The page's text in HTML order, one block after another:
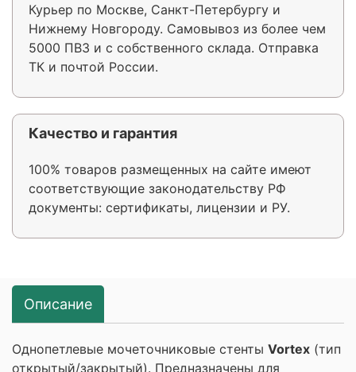
Курьер по Москве, Санкт-Петербургу и
Нижнему Новгороду. Самовывоз из более чем
5000 ПВЗ и с собственного склада. Отправка
ТК и почтой России.
Качество и гарантия
100% товаров размещенных на сайте имеют
соответствующие законодательству РФ
документы: сертификаты, лицензии и РУ.
Описание
Однопетлевые мочеточниковые стенты Vortex (тип
открытый/закрытый). Предназначены для